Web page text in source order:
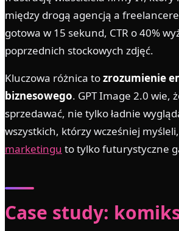
między drogą agencją a
gotowa w 15 sekund, CTR o 40%
poprzednich stockowych zdjęć.
Kluczowa różnica tozrozumienie
biznesowego. GPT Image 2.0 wie,
sprzedawać, nie tylko ładnie
wszystkich, którzy wcześniej
marketingu to tylko futurystyczne
Case study: